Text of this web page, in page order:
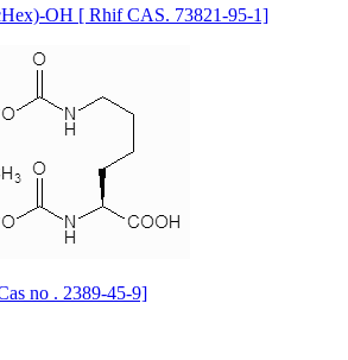
OH [ Rhif CAS. 73821-95-1]
no . 2389-45-9]